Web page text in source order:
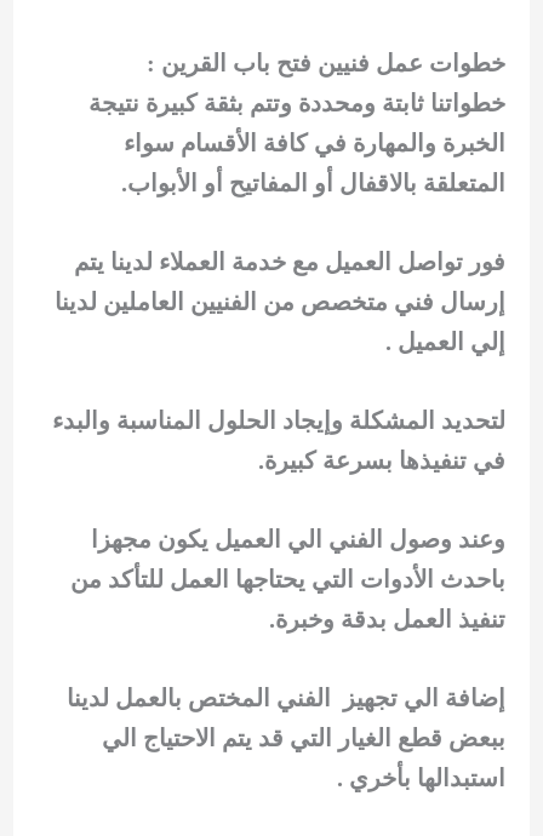
خطوات عمل فنيين فتح باب القرين :
خطواتنا ثابتة ومحددة وتتم بثقة كبيرة نتيجة
الخبرة والمهارة في كافة الأقسام سواء
المتعلقة بالاقفال أو المفاتيح أو الأبواب.
فور تواصل العميل مع خدمة العملاء لدينا يتم
إرسال فني متخصص من الفنيين العاملين لدينا
إلي العميل .
لتحديد المشكلة وإيجاد الحلول المناسبة والبدء
في تنفيذها بسرعة كبيرة.
وعند وصول الفني الي العميل يكون مجهزا
باحدث الأدوات التي يحتاجها العمل للتأكد من
تنفيذ العمل بدقة وخبرة.
إضافة الي تجهيز الفني المختص بالعمل لدينا
ببعض قطع الغيار التي قد يتم الاحتياج الي
استبدالها بأخري .